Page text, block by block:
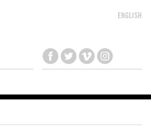
ENGLISH